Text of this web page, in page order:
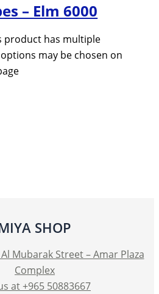
– Elm 6000
product has multiple
may be chosen on
SHOP
Mubarak Street – Amar Plaza
Complex
at +965 50883667